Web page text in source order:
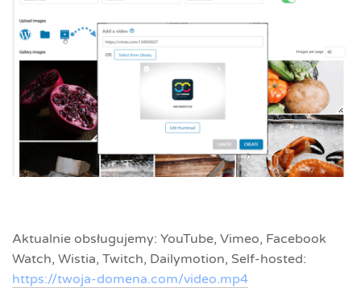
Aktualnie obsługujemy: YouTube, Vimeo, Facebook
Watch, Wistia, Twitch, Dailymotion, Self-hosted:
https://twoja-domena.com/video.mp4